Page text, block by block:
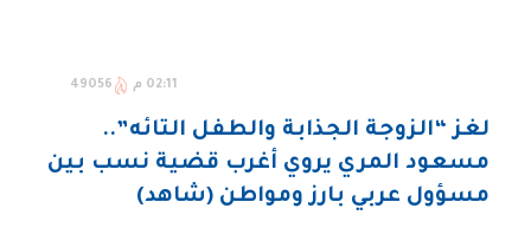
02:11 م 49056
لغز “الزوجة الجذابة والطفل التائه”..
مسعود المري يروي أغرب قضية نسب بين
مسؤول عربي بارز ومواطن (شاهد)